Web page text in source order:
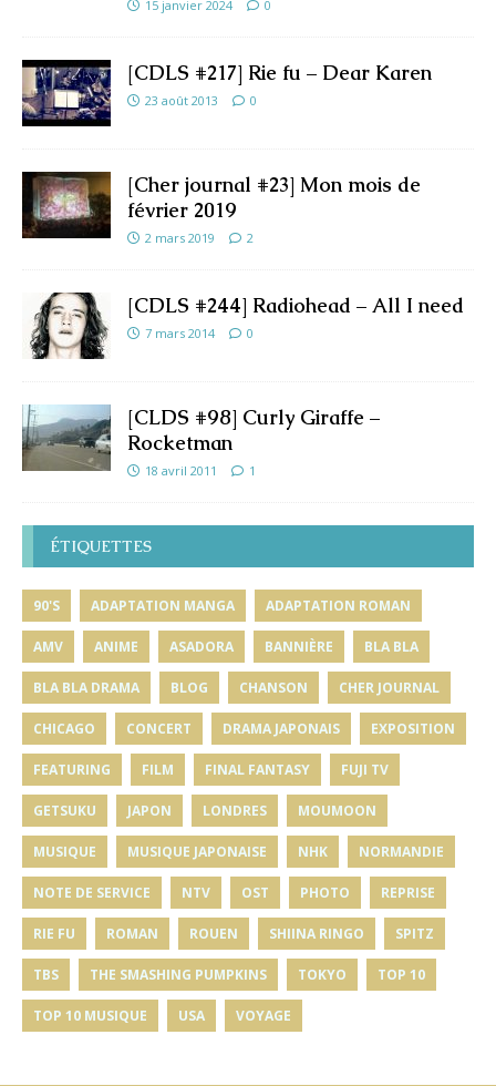
15 janvier 2024 0
[CDLS #217] Rie fu – Dear Karen
23 août 2013 0
[Cher journal #23] Mon mois de
février 2019
2 mars 2019 2
[CDLS #244] Radiohead – All I need
7 mars 2014 0
[CLDS #98] Curly Giraffe –
Rocketman
18 avril 2011 1
ÉTIQUETTES
90'S ADAPTATION MANGA ADAPTATION ROMAN
AMV ANIME ASADORA BANNIÈRE BLA BLA
BLA BLA DRAMA BLOG CHANSON CHER JOURNAL
CHICAGO CONCERT DRAMA JAPONAIS EXPOSITION
FEATURING FILM FINAL FANTASY FUJI TV
GETSUKU JAPON LONDRES MOUMOON
MUSIQUE MUSIQUE JAPONAISE NHK NORMANDIE
NOTE DE SERVICE NTV OST PHOTO REPRISE
RIE FU ROMAN ROUEN SHIINA RINGO SPITZ
TBS THE SMASHING PUMPKINS TOKYO TOP 10
TOP 10 MUSIQUE USA VOYAGE